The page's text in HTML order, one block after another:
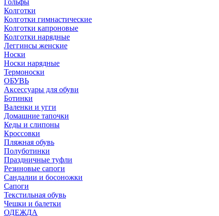
Гольфы
Колготки
Колготки гимнастические
Колготки капроновые
Колготки нарядные
Леггинсы женские
Носки
Носки нарядные
Термоноски
ОБУВЬ
Аксессуары для обуви
Ботинки
Валенки и угги
Домашние тапочки
Кеды и слипоны
Кроссовки
Пляжная обувь
Полуботинки
Праздничные туфли
Резиновые сапоги
Сандалии и босоножки
Сапоги
Текстильная обувь
Чешки и балетки
ОДЕЖДА